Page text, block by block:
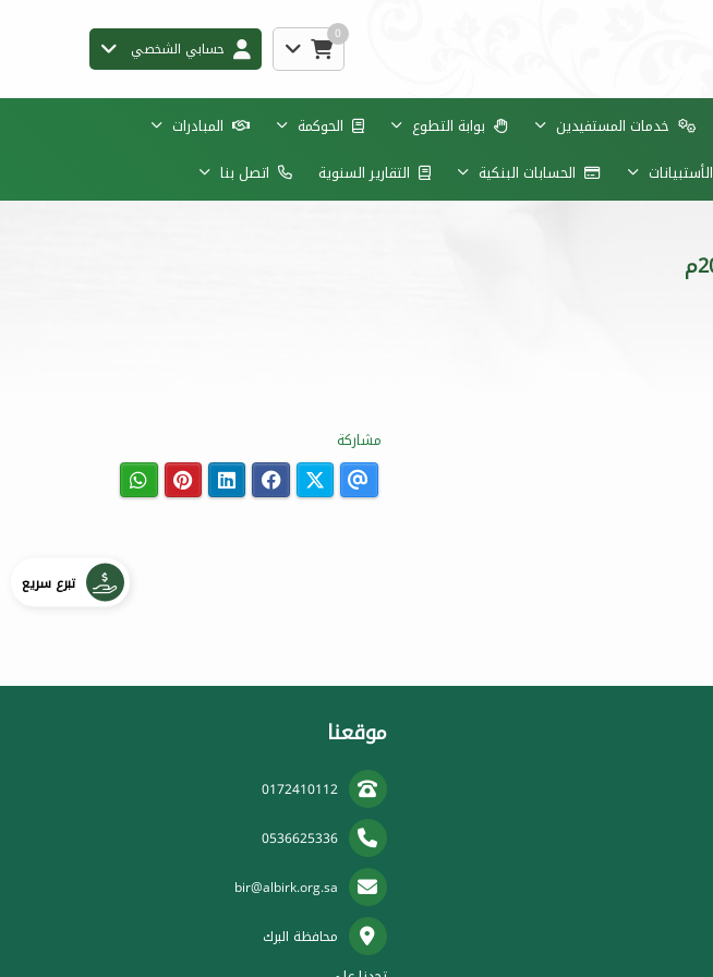
0
حسابي الشخصي
خدمات المستفيدين بوابة التطوع الحوكمة
المبادرات
الأستبيانات الحسابات البنكية التقارير السنوية اتصل بنا
مشاركة
موقعنا
0172410112
0536625336
bir@albirk.org.sa
محافظة البرك
تبرع سريع